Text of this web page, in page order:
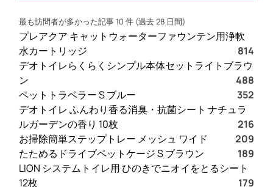
ス
キ
「
,
0
0
0
時
間
最も訪問者が多かった記事 10 件 (過去 28 日間)
プレアクア キャットウォーターファウンテン用浄軟
水カートリッジ
814
デオトイレらくらくシンプル本体セットライトブラウ
ン
488
ペットトラベラー S ブルー
352
デオトイレ ふんわり香る消臭・抗菌シート ナチュラ
ルガーデンの香り 10枚
216
お掃除簡単ステップトレー メッシュ ワイド
209
たためるドライブペットケージ S ブラウン
189
LION システムトイレ用 ひのきでニオイをとるシート
12枚
179